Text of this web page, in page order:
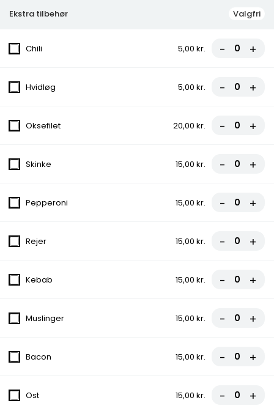
Pizza
Tomat, Ost
Tomat, Ost, Skinke
Tomat, Ost, Skinke, Pepperoni
Tomat, Ost, Skinke, Champignon
Tomat, Ost, Skinke, Ananas
5. Patata Pizza
Ekstra tilbehør Valgfri
Chili 5,00 kr. - +
Hvidløg 5,00 kr. - +
Oksefilet 20,00 kr. - +
Skinke 15,00 kr. - +
Pepperoni 15,00 kr. - +
Rejer 15,00 kr. - +
Kebab 15,00 kr. - +
Muslinger 15,00 kr. - +
Bacon 15,00 kr. - +
Ost 15,00 kr. - +